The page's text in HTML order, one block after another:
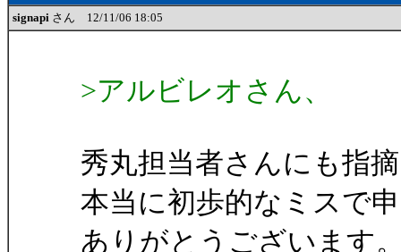
signapi さん 12/11/06 18:05
>アルビレオさん、
秀丸担当者さんにも指
本当に初歩的なミスで
ありがとうございます